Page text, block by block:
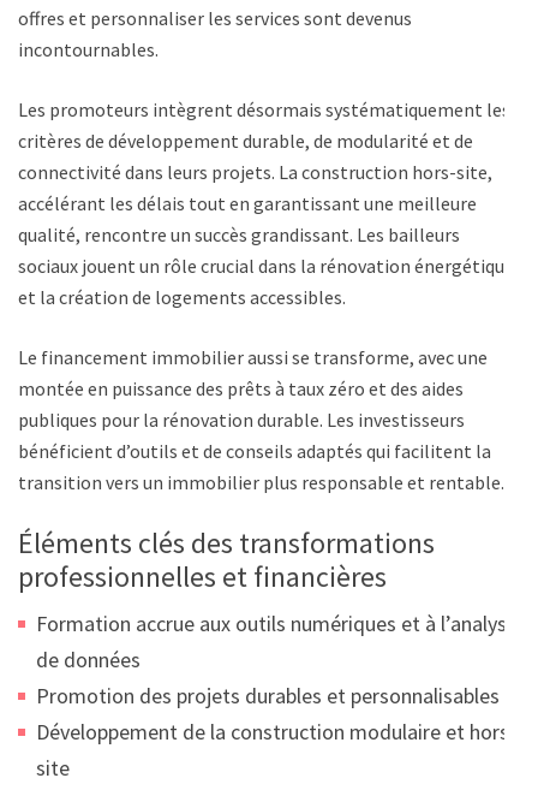
offres et personnaliser les services sont devenus
incontournables.
Les promoteurs intègrent désormais systématiquement les
critères de développement durable, de modularité et de
connectivité dans leurs projets. La construction hors-site,
accélérant les délais tout en garantissant une meilleure
qualité, rencontre un succès grandissant. Les bailleurs
sociaux jouent un rôle crucial dans la rénovation énergétique
et la création de logements accessibles.
Le financement immobilier aussi se transforme, avec une
montée en puissance des prêts à taux zéro et des aides
publiques pour la rénovation durable. Les investisseurs
bénéficient d’outils et de conseils adaptés qui facilitent la
transition vers un immobilier plus responsable et rentable.
Éléments clés des transformations
professionnelles et financières
Formation accrue aux outils numériques et à l’analyse
de données
Promotion des projets durables et personnalisables
Développement de la construction modulaire et hors-
site